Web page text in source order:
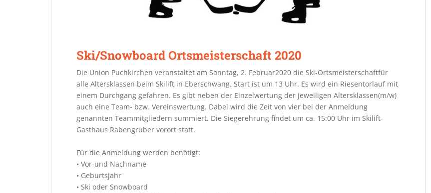
Ski/Snowboard Ortsmeisterschaft 2020
Die Union Puchkirchen veranstaltet am Sonntag, 2. Februar2020 die Ski-Ortsmeisterschaftfür
alle Altersklassen beim Skilift in Eberschwang. Start ist um 13 Uhr. Es wird ein Riesentorlauf mit
einem Durchgang gefahren. Es gibt neben der Einzelwertung der jeweiligen Altersklassen(m/w)
auch eine Team- bzw. Vereinswertung. Dabei wird die Zeit von vier bei der Anmeldung
genannten Teammitgliedern summiert. Die Siegerehrung findet um ca. 15:00 Uhr im Skilift-
Gasthaus Rabengruber vorort statt.
Für die Anmeldung werden benötigt:
• Vor-und Nachname
• Geburtsjahr
• Ski oder Snowboard